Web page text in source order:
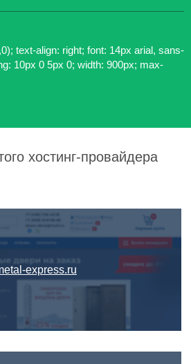
text-align: right; font: 14px arial, sans-
10px 0 5px 0; width: 900px; max-
хостинг-провайдера
express.ru